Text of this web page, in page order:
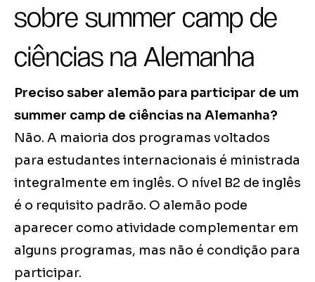
sobre summer camp de
ciências na Alemanha
Preciso saber alemão para participar de um
summer camp de ciências na Alemanha?
Não. A maioria dos programas voltados
para estudantes internacionais é ministrada
integralmente em inglês. O nível B2 de inglês
é o requisito padrão. O alemão pode
aparecer como atividade complementar em
alguns programas, mas não é condição para
participar.